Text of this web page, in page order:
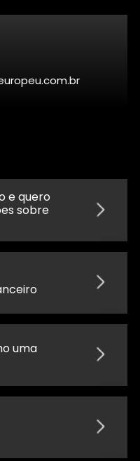
e quero
sobre
uma